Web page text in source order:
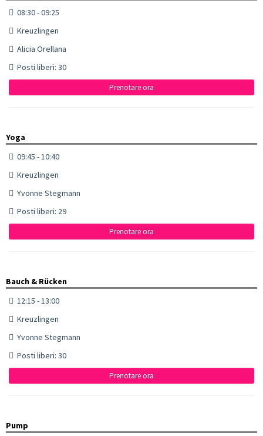
08:30 - 09:25
Kreuzlingen
Alicia Orellana
Posti liberi: 30
Prenotare ora
Yoga
09:45 - 10:40
Kreuzlingen
Yvonne Stegmann
Posti liberi: 29
Prenotare ora
Bauch & Rücken
12:15 - 13:00
Kreuzlingen
Yvonne Stegmann
Posti liberi: 30
Prenotare ora
Pump